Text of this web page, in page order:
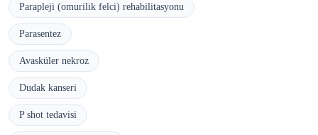
Parapleji (omurilik felci) rehabilitasyonu
Parasentez
Avasküler nekroz
Dudak kanseri
P shot tedavisi